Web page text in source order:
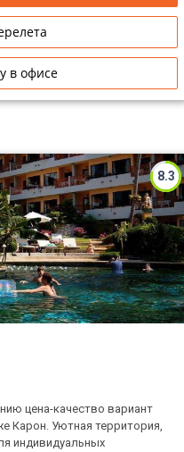
в офисе
8.3
цена-качество вариант
Карон. Уютная территория,
индивидуальных